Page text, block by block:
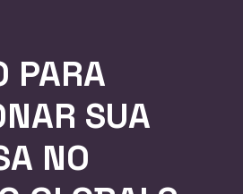
PARA
SUA
NO